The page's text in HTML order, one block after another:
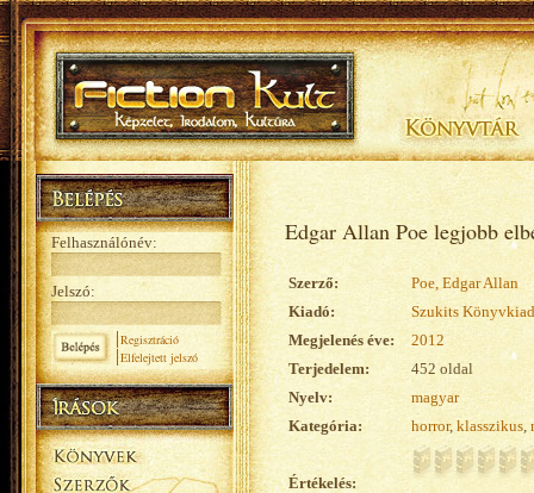
Felhasználónév:
Jelszó:
Regisztráció
Elfelejtett jelszó
Edgar Allan Poe legjobb
Szerző:
Poe, Edgar Allan
Kiadó:
Szukits
Megjelenés éve:
2012
Terjedelem:
452 oldal
Nyelv:
magyar
Kategória:
horror, klasszikus,
Értékelés: